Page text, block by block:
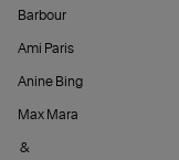
Barbour
Ami Paris
Anine Bing
Max Mara
&